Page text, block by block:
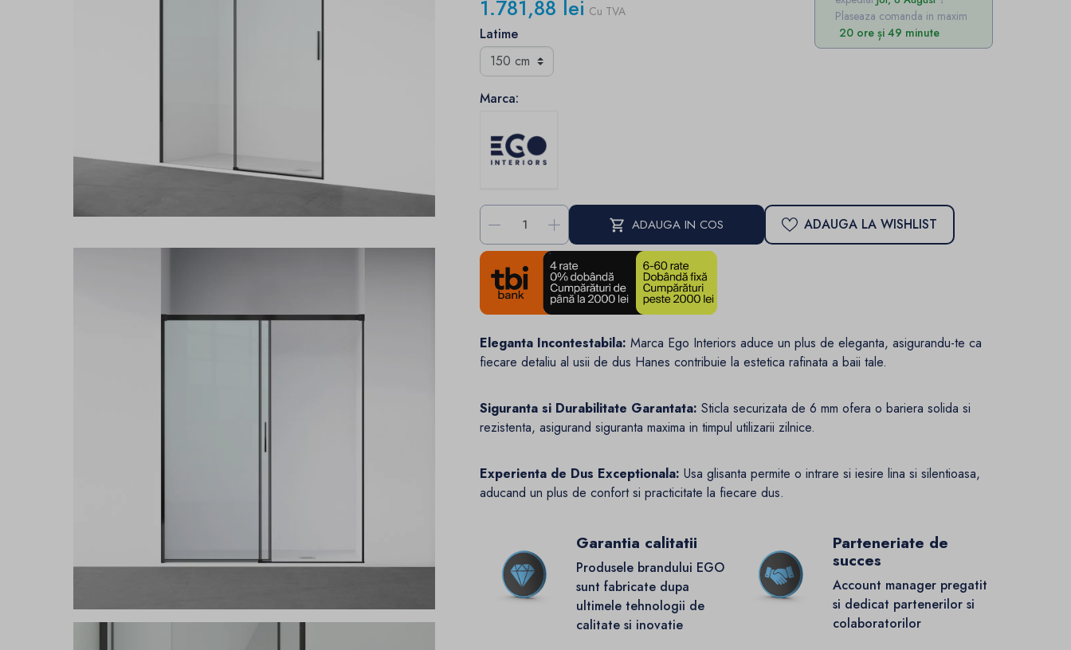
Plaseaza comanda in maxim
20 ore și 49 minute
1.781,88 lei Cu TVA
Latime
Marca:
- + ADAUGA IN COS ADAUGA LA WISHLIST
Eleganta Incontestabila:Marca Ego Interiors aduce un plus de eleganta, asigurandu-te ca
fiecare detaliu al usii de dus Hanes contribuie la estetica rafinata a baii tale.
Siguranta si Durabilitate Garantata:Sticla securizata de 6 mm ofera o bariera solida si
rezistenta, asigurand siguranta maxima in timpul utilizarii zilnice.
Experienta de Dus Exceptionala:Usa glisanta permite o intrare si iesire lina si silentioasa,
aducand un plus de confort si practicitate la fiecare dus.
Garantia calitatii
Produsele brandului EGO
sunt fabricate dupa
ultimele tehnologii de
calitate si inovatie
Parteneriate de
succes
Account manager pregatit
si dedicat partenerilor si
colaboratorilor